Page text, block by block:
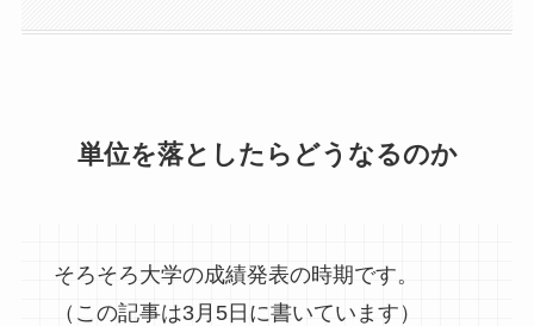
単位を落としたらどうなるのか
そろそろ大学の成績発表の時期です。
（この記事は3月5日に書いています）